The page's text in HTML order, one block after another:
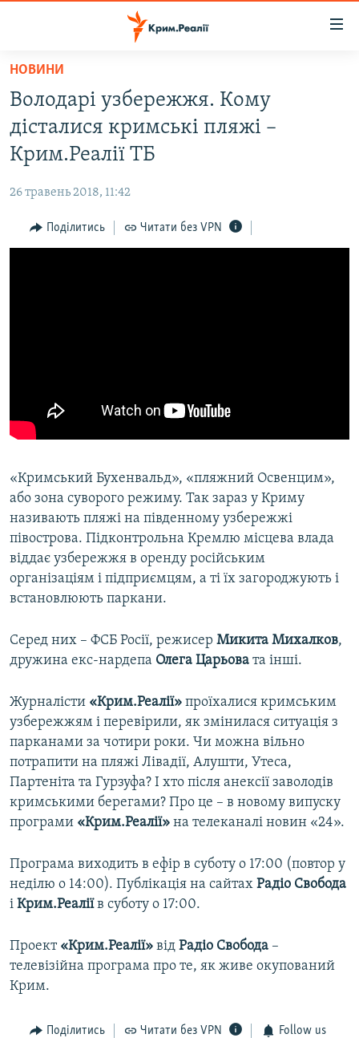
Перейти
основного
матеріалу
Перейти
до
основної
навігації
Перейти
до
ВОДА.КРИМ
ВІДЕО ТА ФОТО
БЛОГИ
ПОГЛЯД
СВІДЧЕННЯ ОКУПАЦІЇ
УКРАЇНСЬКА ПРОБЛЕМА КРИМУ
Qırımtatar
Усі сайти RFE/RL
НОВИНИ
Володарі узбережжя. Кому
дісталися кримські пляжі –
Крим.Реалії ТБ
26 травень 2018, 11:42
Поділитись Читати без VPN
«Кримський Бухенвальд», «пляжний Освенцим»,
або зона суворого режиму. Так зараз у Криму
називають пляжі на південному узбережжі
півострова. Підконтрольна Кремлю місцева влада
віддає узбережжя в оренду російським
організаціям і підприємцям, а ті їх загороджують і
встановлюють паркани.
Серед них – ФСБ Росії, режисер Микита Михалков,
дружина екс-нардепа Олега Царьова та інші.
Журналісти «Крим.Реалії» проїхалися кримським
узбережжям і перевірили, як змінилася ситуація з
парканами за чотири роки. Чи можна вільно
потрапити на пляжі Лівадії, Алушти, Утеса,
Партеніта та Гурзуфа? І хто після анексії заволодів
кримськими берегами? Про це – в новому випуску
програми «Крим.Реалії» на телеканалі новин «24».
Програма виходить в ефір в суботу о 17:00 (повтор у
неділю о 14:00). Публікація на сайтах Радіо Свобода
і Крим.Реаліїв суботу о 17:00.
Проект «Крим.Реалії» від Радіо Свобода –​
телевізійна програма про те, як живе окупований
Крим.
Поділитись Читати без VPN Follow us